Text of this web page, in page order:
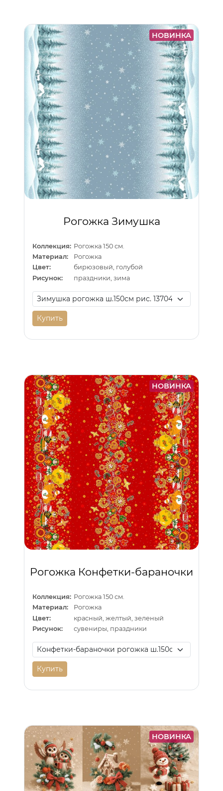
НОВИНКА
Рогожка Зимушка
Коллекция: Рогожка 150 см.
Материал:
Рогожка
Цвет:
бирюзовый, голубой
Рисунок:
праздники, зима
Купить
НОВИНКА
Рогожка Конфетки-бараночки
Коллекция: Рогожка 150 см.
Материал:
Рогожка
Цвет:
красный, желтый, зеленый
Рисунок:
сувениры, праздники
Купить
НОВИНКА